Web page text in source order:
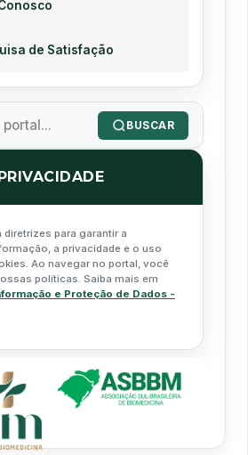
de Satisfação
BUSCAR
diretrizes para garantir a
a privacidade e o uso
Ao navegar no portal, você
políticas. Saiba mais em
e Proteção de Dados -